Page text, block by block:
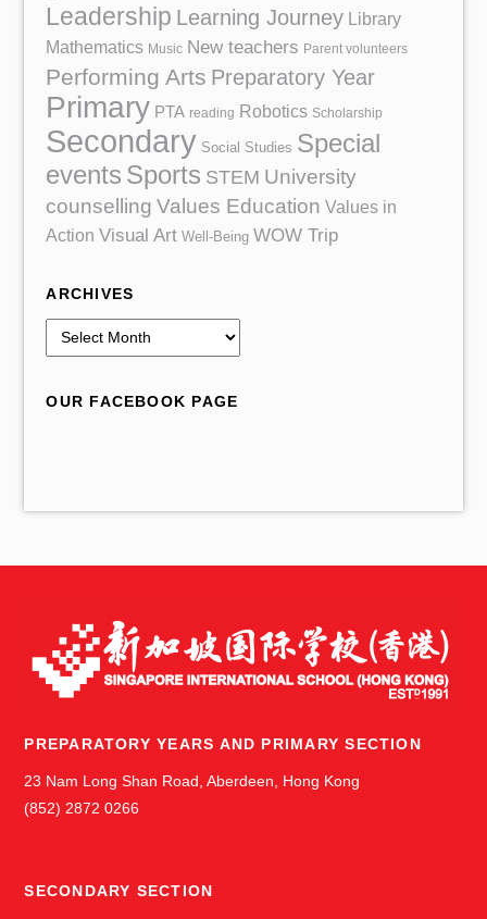
Leadership Learning Journey Library
Mathematics Music New teachers Parent volunteers
Performing Arts Preparatory Year
Primary PTA reading Robotics Scholarship
Secondary Social Studies Special
events Sports STEM University
counselling Values Education Values in
Action Visual Art Well-Being WOW Trip
ARCHIVES
r
OUR FACEBOOK PAGE
PREPARATORY YEARS AND PRIMARY SECTION
23 Nam Long Shan Road, Aberdeen, Hong Kong
(852) 2872 0266
SECONDARY SECTION